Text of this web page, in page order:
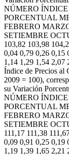
NÚMERO
PORCENTUAL
FEBRERO
SETIEMBRE
103,82 103,98
0,04 0,79 0,26 0,15
1,14 1,29 1,54 2,07
Índice de Precios al
2009 = 100),
su Variación
NÚMERO
PORCENTUAL
FEBRERO
SETIEMBRE
111,17 111,38
0,09 0,91 0,25 0,19
1,19 1,39 1,65 2,21